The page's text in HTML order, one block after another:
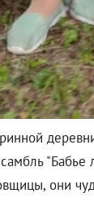
"Бабье
они